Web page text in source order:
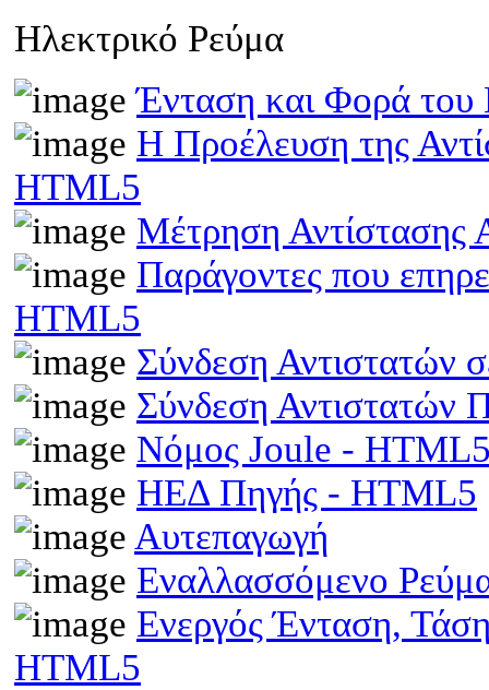
Ηλεκτρικό Ρεύμα
Ένταση και Φορά του
Η Προέλευση της
HTML5
Μέτρηση Αντίστασης
Παράγοντες που
HTML5
Σύνδεση Αντιστατών
Σύνδεση
Νόμος Joule -
ΗΕΔ Πηγής - HTML5
Αυτεπαγωγή
Εναλλασσόμενο
Ενεργός Ένταση,
HTML5